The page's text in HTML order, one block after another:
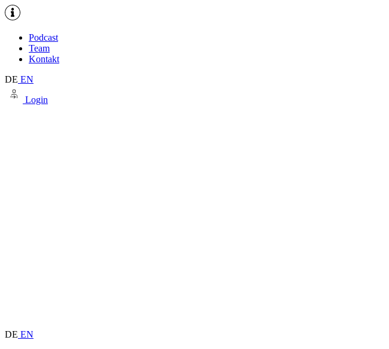
Podcast
Team
Kontakt
DE EN
Login
DE EN